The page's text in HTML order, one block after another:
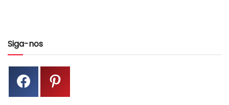
Siga-nos